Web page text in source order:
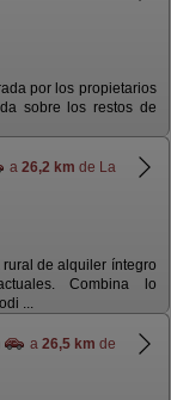
por los propietarios
sobre los restos de
a 26,2 km de La
de alquiler íntegro
Combina lo
...
a 26,5 km de